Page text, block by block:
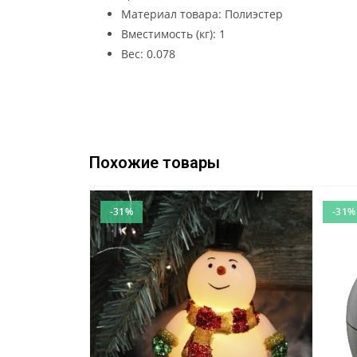
Материал товара: Полиэстер
Вместимость (кг): 1
Вес: 0.078
Похожие товары
-31% -31%